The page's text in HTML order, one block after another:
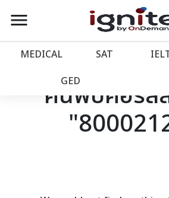
account_balance หน้าแรก
เว็บไซต์อิกไนท์
โปรโมชั่น
menu
MEDICAL SAT
GED
ค้นพบคอร์ส